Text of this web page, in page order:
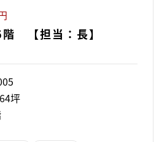
【担当：長】
坪